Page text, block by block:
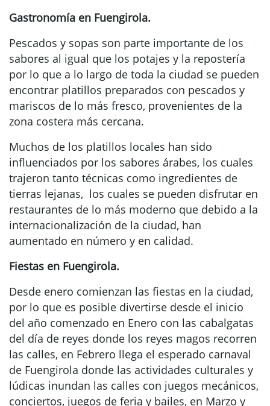
Gastronomía en Fuengirola.
Pescados y sopas son parte importante de los
sabores al igual que los potajes y la repostería
por lo que a lo largo de toda la ciudad se pueden
encontrar platillos preparados con pescados y
mariscos de lo más fresco, provenientes de la
zona costera más cercana.
Muchos de los platillos locales han sido
influenciados por los sabores árabes, los cuales
trajeron tanto técnicas como ingredientes de
tierras lejanas, los cuales se pueden disfrutar en
restaurantes de lo más moderno que debido a la
internacionalización de la ciudad, han
aumentado en número y en calidad.
Fiestas en Fuengirola.
Desde enero comienzan las fiestas en la ciudad,
por lo que es posible divertirse desde el inicio
del año comenzado en Enero con las cabalgatas
del día de reyes donde los reyes magos recorren
las calles, en Febrero llega el esperado carnaval
de Fuengirola donde las actividades culturales y
lúdicas inundan las calles con juegos mecánicos,
conciertos, juegos de feria y bailes, en Marzo y